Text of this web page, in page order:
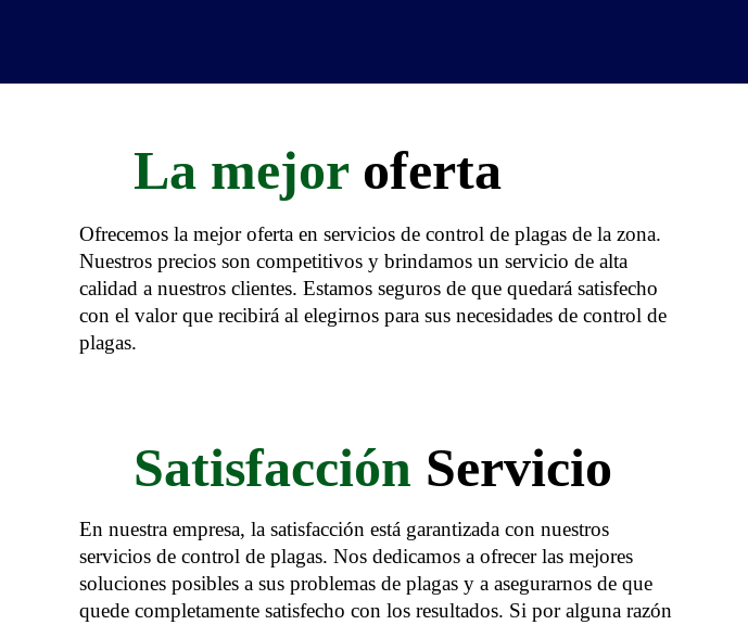
La mejoroferta
Ofrecemos la mejor oferta en servicios de control de plagas de la zona.
Nuestros precios son competitivos y brindamos un servicio de alta
calidad a nuestros clientes. Estamos seguros de que quedará satisfecho
con el valor que recibirá al elegirnos para sus necesidades de control de
plagas.
Satisfacción Servicio
En nuestra empresa, la satisfacción está garantizada con nuestros
servicios de control de plagas. Nos dedicamos a ofrecer las mejores
soluciones posibles a sus problemas de plagas y a asegurarnos de que
quede completamente satisfecho con los resultados. Si por alguna razón